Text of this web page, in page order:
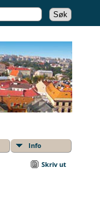
Info
Skriv ut